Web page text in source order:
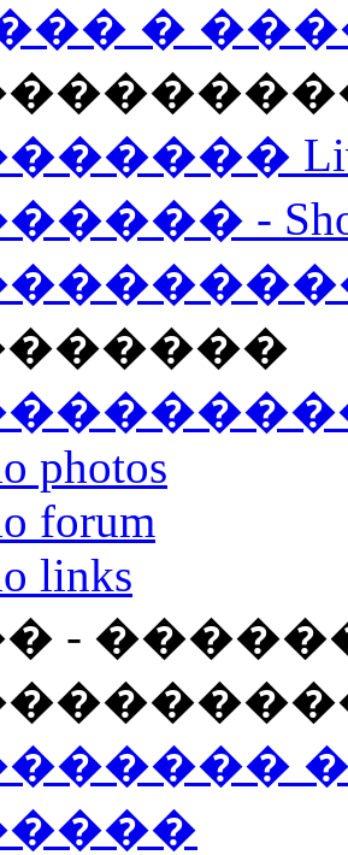
�
-
photos
forum
links
-